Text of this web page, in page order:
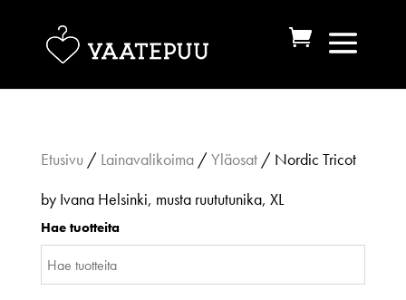
Etusivu / Lainavalikoima/Yläosat/ Nordic Tricot
by Ivana Helsinki, musta ruututunika, XL
Hae tuotteita